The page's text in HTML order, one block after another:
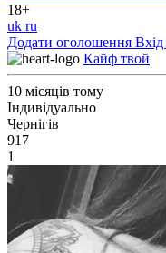
18+
uk ru
Додати оголошення Вхід
Кайф твой
10 місяців тому
Індивідуально
Чернігів
917
1